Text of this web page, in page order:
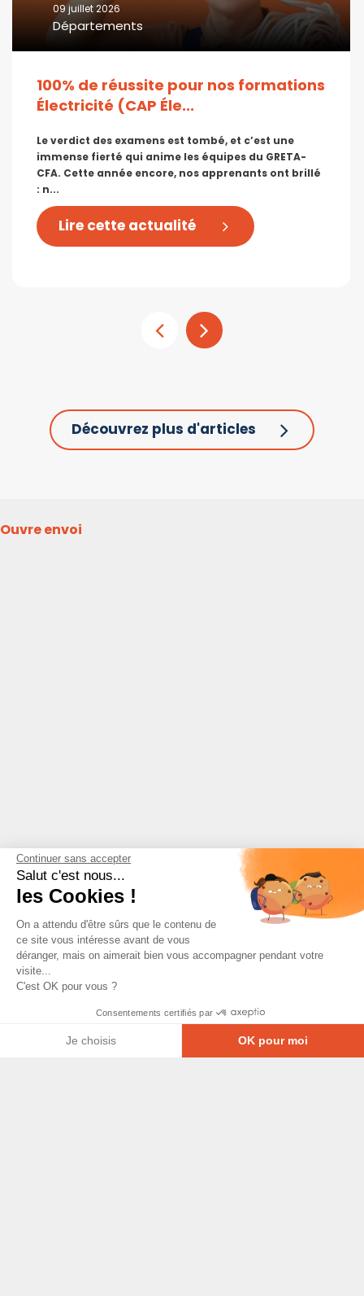
09 juillet 2026
Départements
100% de réussite pour nos formations
Électricité (CAP Éle...
Le verdict des examens est tombé, et c’est une
immense fierté qui anime les équipes du GRETA-
CFA. Cette année encore, nos apprenants ont brillé
: n...
Lire cette actualité
Découvrez plus d'articles
Ouvre envoi
Continuer sans accepter
Salut c'est nous...
les Cookies !
On a attendu d'être sûrs que le contenu de
ce site vous intéresse avant de vous
déranger, mais on aimerait bien vous accompagner pendant votre
visite...
C'est OK pour vous ?
Consentements certifiés par
Je choisis OK pour moi